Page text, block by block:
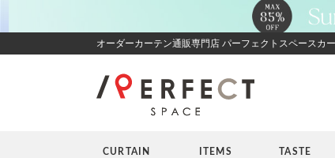
オーダーカーテン通販専門店 パーフェクトスペースカー
CURTAIN ITEMS TASTE